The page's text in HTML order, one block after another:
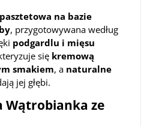
pasztetowa na bazie
, przygotowywana według
podgardlu i mięsu
się kremową
smakiem, a naturalne
jej głębi.
Wątrobianka ze